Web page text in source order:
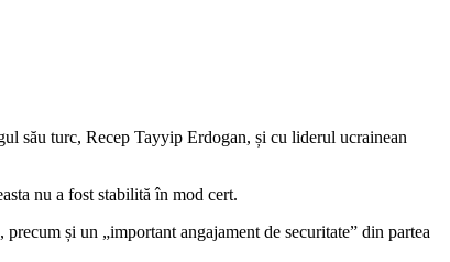
său turc, Recep Tayyip Erdogan, și cu liderul ucrainean
nu a fost stabilită în mod cert.
și un „important angajament de securitate” din partea